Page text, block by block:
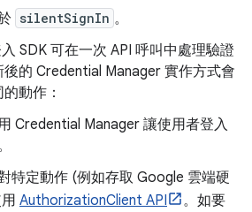
silentSignIn 。
SDK 可在一次 API 呼叫中處理驗證
的 Credential Manager 實作方式會
動作：
Credential Manager 讓使用者登入
特定動作 (例如存取 Google 雲端硬
AuthorizationClient API
。如要